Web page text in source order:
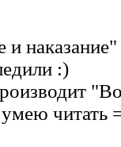
и наказание"
:)
читать